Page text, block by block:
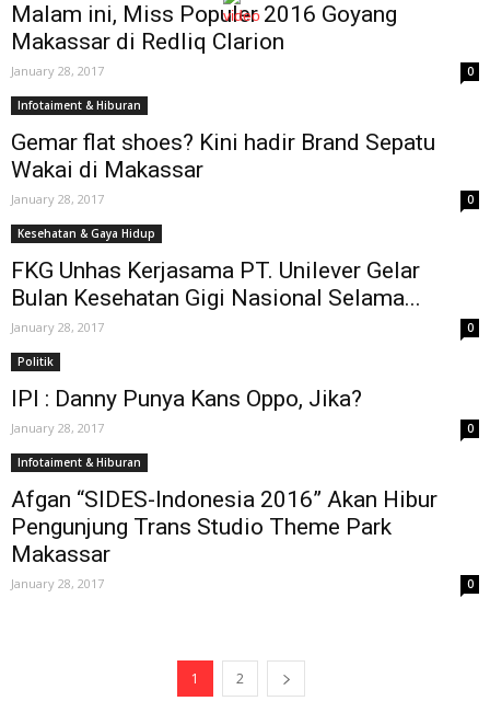
Malam ini, Miss Populer 2016 Goyang
Makassar di Redliq Clarion
January 28, 2017 0
Infotaiment & Hiburan
Gemar flat shoes? Kini hadir Brand Sepatu
Wakai di Makassar
January 28, 2017 0
Kesehatan & Gaya Hidup
FKG Unhas Kerjasama PT. Unilever Gelar
Bulan Kesehatan Gigi Nasional Selama...
January 28, 2017 0
Politik
IPI : Danny Punya Kans Oppo, Jika?
January 28, 2017 0
Infotaiment & Hiburan
Afgan “SIDES-Indonesia 2016” Akan Hibur
Pengunjung Trans Studio Theme Park
Makassar
January 28, 2017 0
1 2